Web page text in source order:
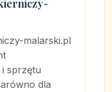
malarski.pl
sprzętu
dla